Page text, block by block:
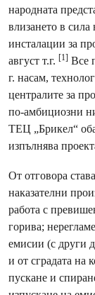
народната
влизането в
инсталации за
август т.г. [1] Все
г. насам,
централите за
по-амбициозни
ТЕЦ „Брикел“
изпълнява
От отговора
наказателни
работа с
горива;
емисии (с други
и от сградата на
пускане и